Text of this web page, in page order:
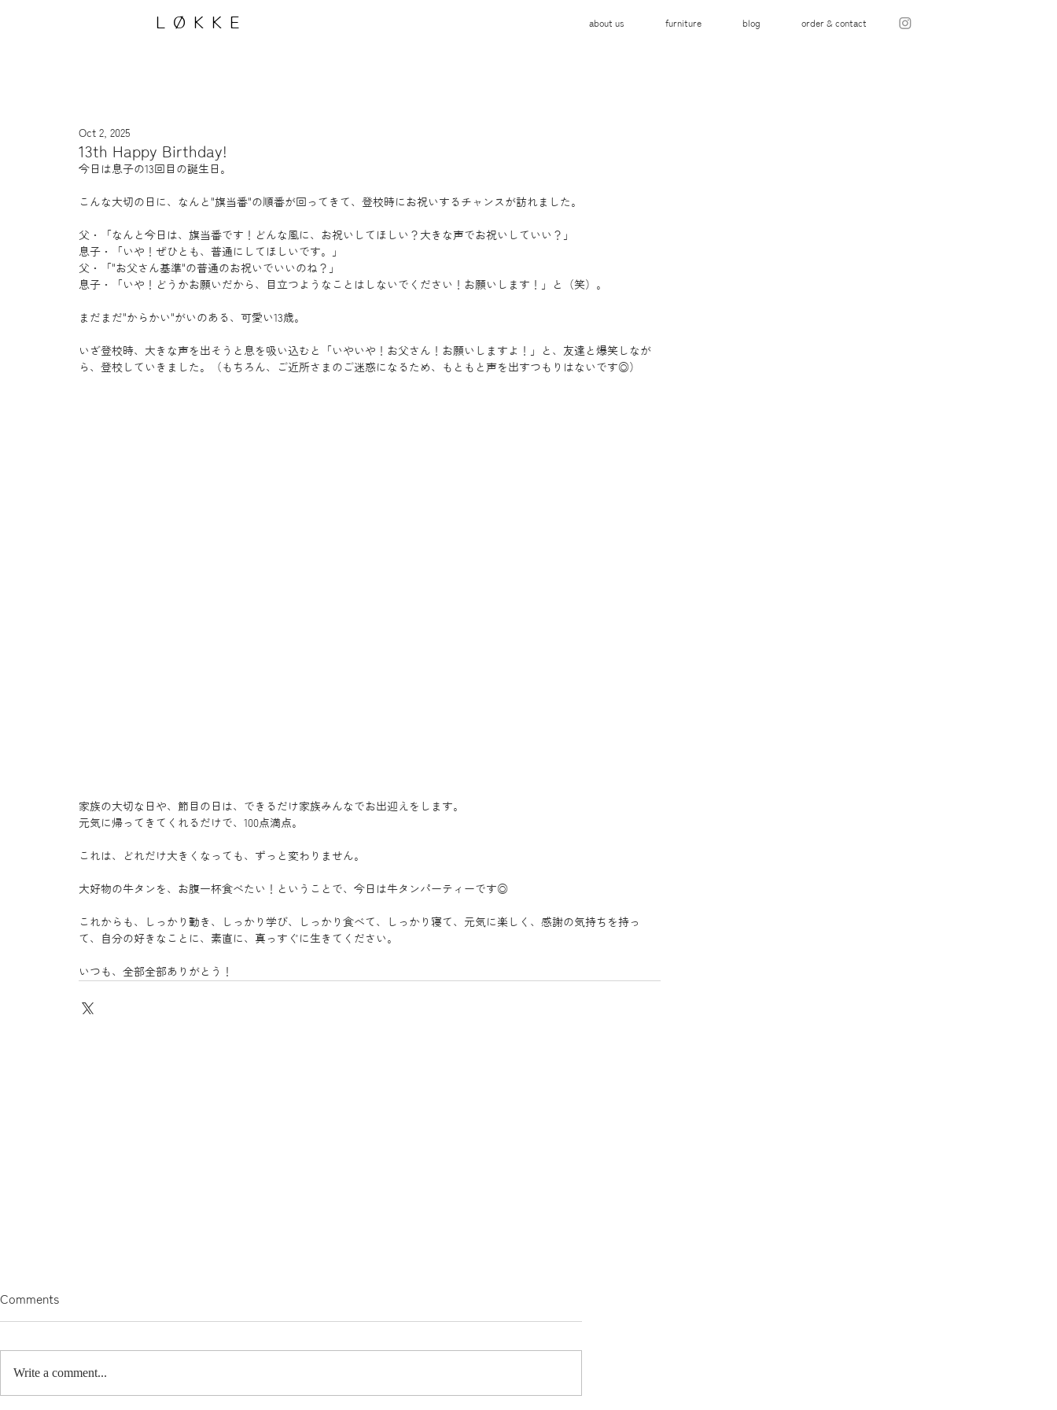
LØKKE about us furniture blog order & contact
13th Happy Birthday!
Oct 2, 2025
今日は息子の13回目の誕生日。
こんな大切の日に、なんと"旗当番"の順番が回ってきて、登校時にお祝いするチャンスが訪れました。
父・「なんと今日は、旗当番です！どんな風に、お祝いしてほしい？大きな声でお祝いしていい？」
息子・「いや！ぜひとも、普通にしてほしいです。」
父・「"お父さん基準"の普通のお祝いでいいのね？」
息子・「いや！どうかお願いだから、目立つようなことはしないでください！お願いします！」と（笑）。
まだまだ"からかい"がいのある、可愛い13歳。
いざ登校時、大きな声を出そうと息を吸い込むと「いやいや！お父さん！お願いしますよ！」と、友達と爆笑しなが
ら、登校していきました。（もちろん、ご近所さまのご迷惑になるため、もともと声を出すつもりはないです◎）
家族の大切な日や、節目の日は、できるだけ家族みんなでお出迎えをします。
元気に帰ってきてくれるだけで、100点満点。
これは、どれだけ大きくなっても、ずっと変わりません。
大好物の牛タンを、お腹一杯食べたい！ということで、今日は牛タンパーティーです◎
これからも、しっかり動き、しっかり学び、しっかり食べて、しっかり寝て、元気に楽しく、感謝の気持ちを持っ
て、自分の好きなことに、素直に、真っすぐに生きてください。
いつも、全部全部ありがとう！
Comments
Write a comment...